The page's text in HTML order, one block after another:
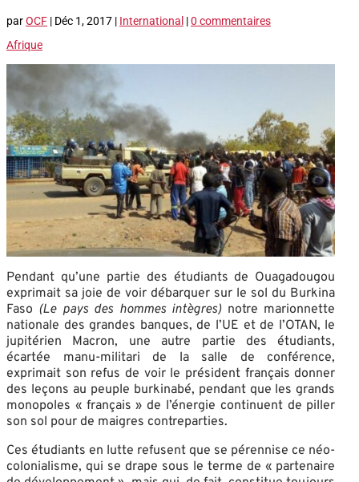
parOCF | Déc 1, 2017 | International |0 commentaires
Afrique
Pendant qu’une partie des étudiants de Ouagadougou
exprimait sa joie de voir débarquer sur le sol du Burkina
Faso (Le pays des hommes intègres) notre marionnette
nationale des grandes banques, de l’UE et de l’OTAN, le
jupitérien Macron, une autre partie des étudiants,
écartée manu-militari de la salle de conférence,
exprimait son refus de voir le président français donner
des leçons au peuple burkinabé, pendant que les grands
monopoles « français » de l’énergie continuent de piller
son sol pour de maigres contreparties.
Ces étudiants en lutte refusent que se pérennise ce néo-
colonialisme, qui se drape sous le terme de « partenaire